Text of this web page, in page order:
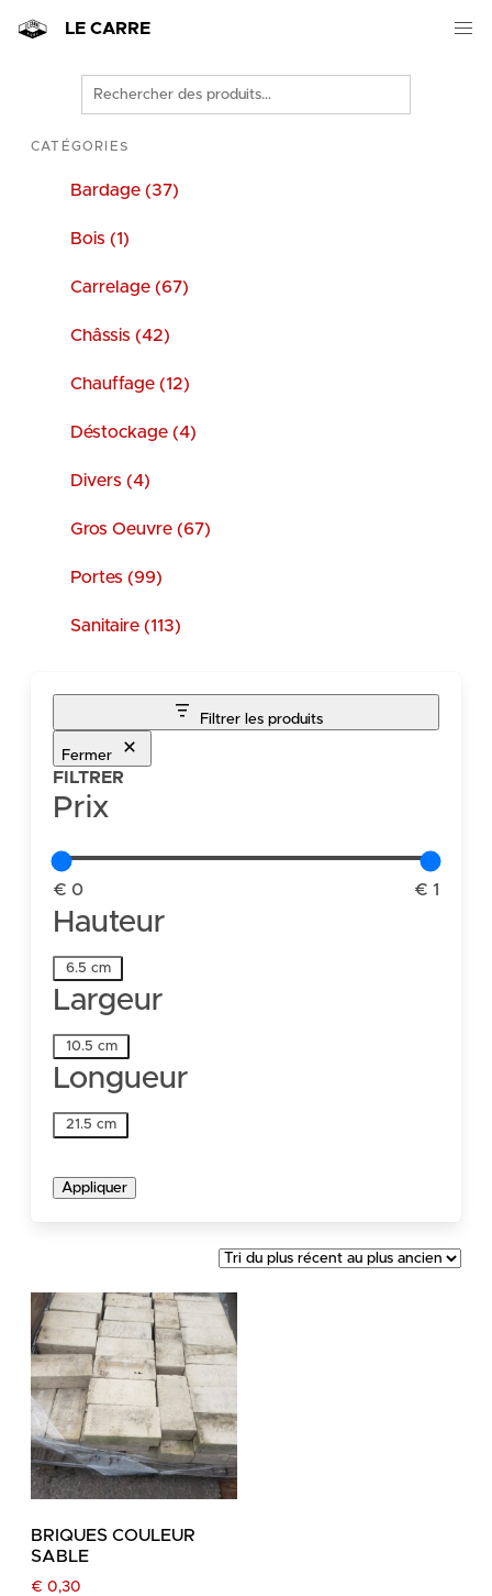
LE CARRE
Rechercher
des
produits
CATÉGORIES
Bardage (37)
Bois (1)
Carrelage (67)
Châssis (42)
Chauffage (12)
Déstockage (4)
Divers (4)
Gros Oeuvre (67)
Portes (99)
Sanitaire (113)
Filtrer les produits
Fermer
FILTRER
Prix
€ 0 € 1
Hauteur
Hauteur
6.5 cm
Largeur
Largeur
10.5 cm
Longueur
Longueur
21.5 cm
Appliquer
BRIQUES COULEUR
SABLE
€ 0,30